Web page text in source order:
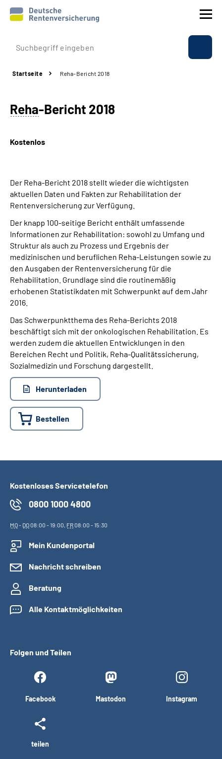
Prävention
Rente
Beratung & Kontakt
Über uns & Presse
Online-Services
Suche
Language
Inhalte in Gebärdensprache (DGS)
Leichte Sprache
Mein Kundenportal
Startseite Reha-Bericht 2018
Reha-Bericht 2018
Kostenlos
Der Reha-Bericht 2018 stellt wieder die wichtigsten
aktuellen Daten und Fakten zur Rehabilitation der
Rentenversicherung zur Verfügung.
Der knapp 100-seitige Bericht enthält umfassende
Informationen zur Rehabilitation: sowohl zu Umfang und
Struktur als auch zu Prozess und Ergebnis der
medizinischen und beruflichen Reha-Leistungen sowie zu
den Ausgaben der Rentenversicherung für die
Rehabilitation. Grundlage sind die routinemäßig
erhobenen Statistikdaten mit Schwerpunkt auf dem Jahr
2016.
Das Schwerpunktthema des Reha-Berichts 2018
beschäftigt sich mit der onkologischen Rehabilitation. Es
werden zudem die aktuellen Entwicklungen in den
Bereichen Recht und Politik, Reha-Qualitätssicherung,
Sozialmedizin und Forschung dargestellt.
Herunterladen
Bestellen
Kostenloses Servicetelefon
0800 1000 4800
MO- DO08:00 - 19:00, FR08:00 - 15:30
Mein Kundenportal
Nachricht schreiben
Beratung
Alle Kontaktmöglichkeiten
Folgen und Teilen
Facebook Mastodon Instagram
teilen